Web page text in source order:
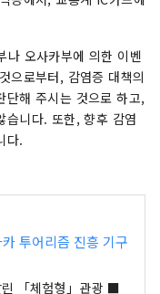
오사카부에 의한 이벤
으로부터, 감염증 대책의
단해 주시는 것으로 하고,
습니다. 또한, 향후 감염
다.
투어리즘 진흥 기구
「체험형」관광 ■